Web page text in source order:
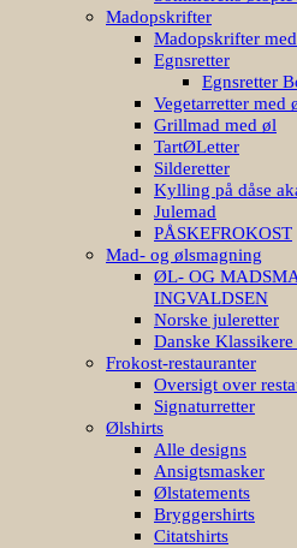
Madopskrifter
Madopskrifter
Egnsretter
Egnsretter
Vegetarretter med
Grillmad med øl
TartØLetter
Silderetter
Kylling på dåse
Julemad
PÅSKEFROKOST
Mad- og ølsmagning
ØL- OG
INGVALDSEN
Norske juleretter
Danske
Frokost-restauranter
Oversigt over
Signaturretter
Ølshirts
Alle designs
Ansigtsmasker
Ølstatements
Bryggershirts
Citatshirts